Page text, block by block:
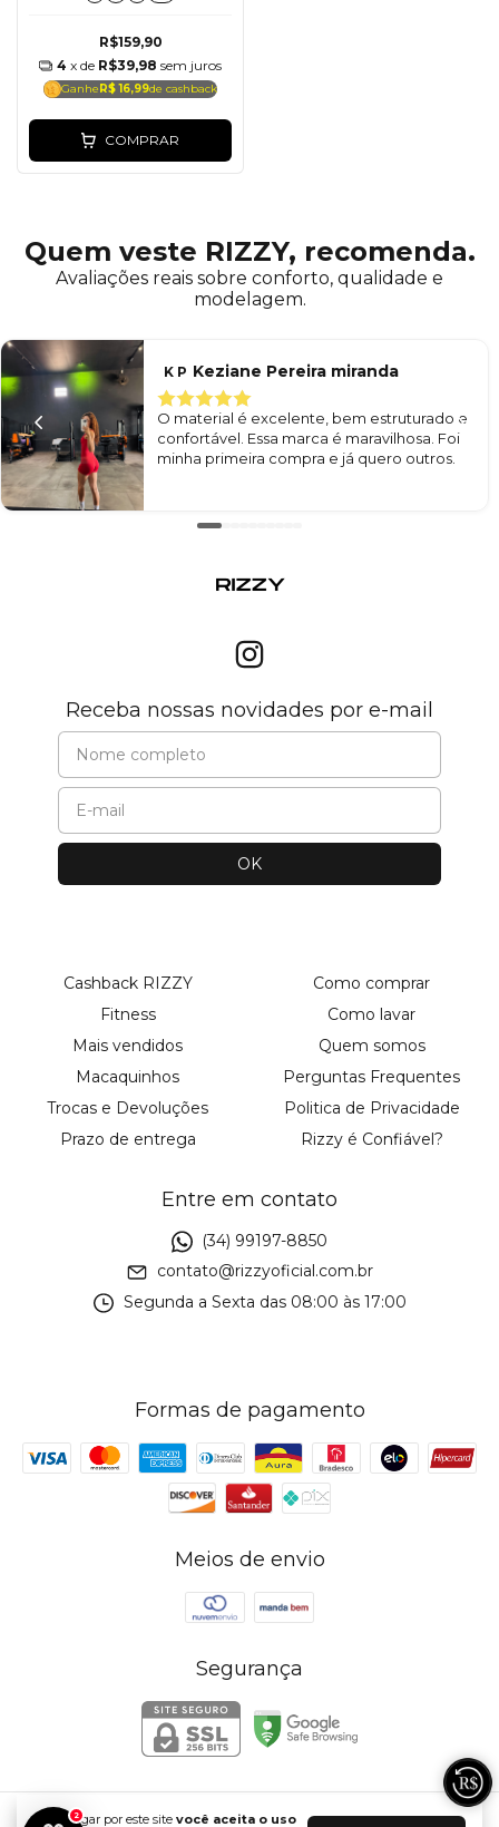
Ao navegar por este site você aceita o uso
R$159,90
4 x de R$39,98 sem juros
Ganhe R$ 16,99de cashback
COMPRAR
Quem veste RIZZY, recomenda.
Avaliações reais sobre conforto, qualidade e
modelagem.
K P Keziane Pereira miranda
O material é excelente, bem estruturado e
confortável. Essa marca é maravilhosa. Foi
minha primeira compra e já quero outros.
Receba nossas novidades por e-mail
Cashback RIZZY
Fitness
Mais vendidos
Macaquinhos
Trocas e Devoluções
Prazo de entrega
Como comprar
Como lavar
Quem somos
Perguntas Frequentes
Politica de Privacidade
Rizzy é Confiável?
Entre em contato
(34) 99197-8850
contato@rizzyoficial.com.br
Segunda a Sexta das 08:00 às 17:00
Formas de pagamento
Meios de envio
Segurança
2